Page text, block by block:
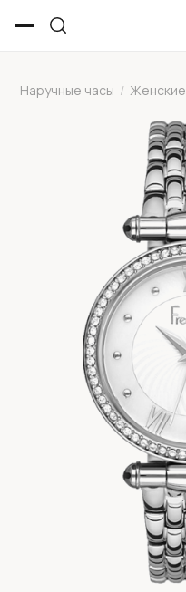
Наручные часы / Женские